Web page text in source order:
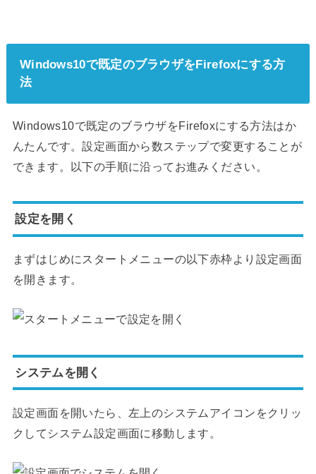
Windows10で既定のブラウザをFirefoxにする方
法
Windows10で既定のブラウザをFirefoxにする方法はか
んたんです。設定画面から数ステップで変更することが
できます。以下の手順に沿ってお進みください。
設定を開く
まずはじめにスタートメニューの以下赤枠より設定画面
を開きます。
システムを開く
設定画面を開いたら、左上のシステムアイコンをクリッ
クしてシステム設定画面に移動します。